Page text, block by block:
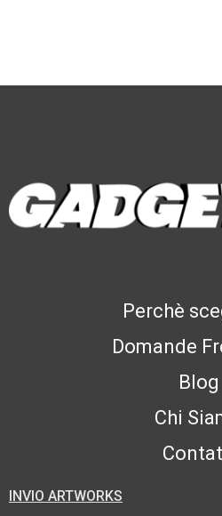
Perchè
Domande
Blog
Chi
INVIO ARTWORKS